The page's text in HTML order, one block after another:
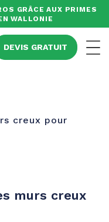
GRÂCE AUX PRIMES
WALLONIE
DEVIS GRATUIT
creux pour
murs creux